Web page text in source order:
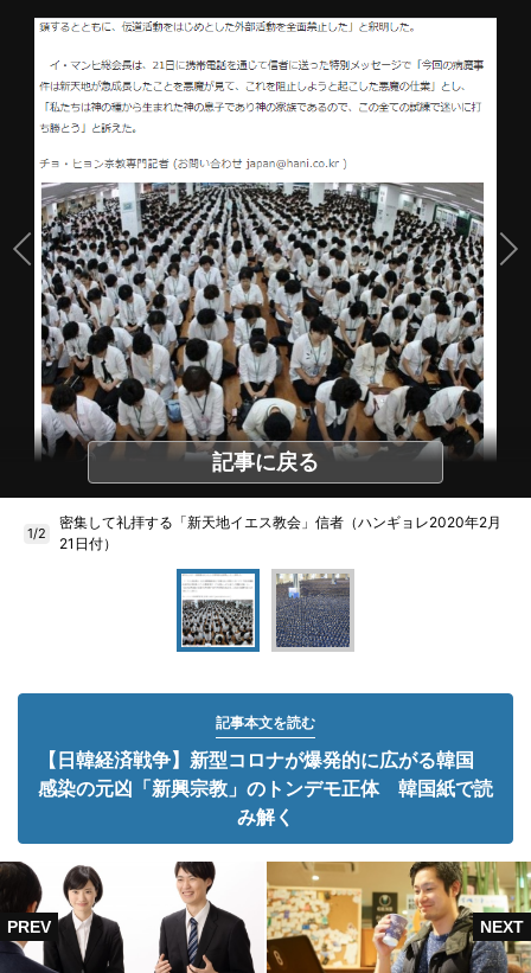
記事に戻る
1/2
密集して礼拝する「新天地イエス教会」信者（ハンギョレ2020年2月
21日付）
記事本文を読む
【日韓経済戦争】新型コロナが爆発的に広がる韓国
感染の元凶「新興宗教」のトンデモ正体 韓国紙で読
み解く